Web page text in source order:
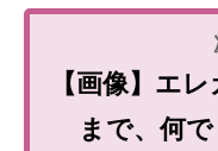
【画像】エ
まで、何